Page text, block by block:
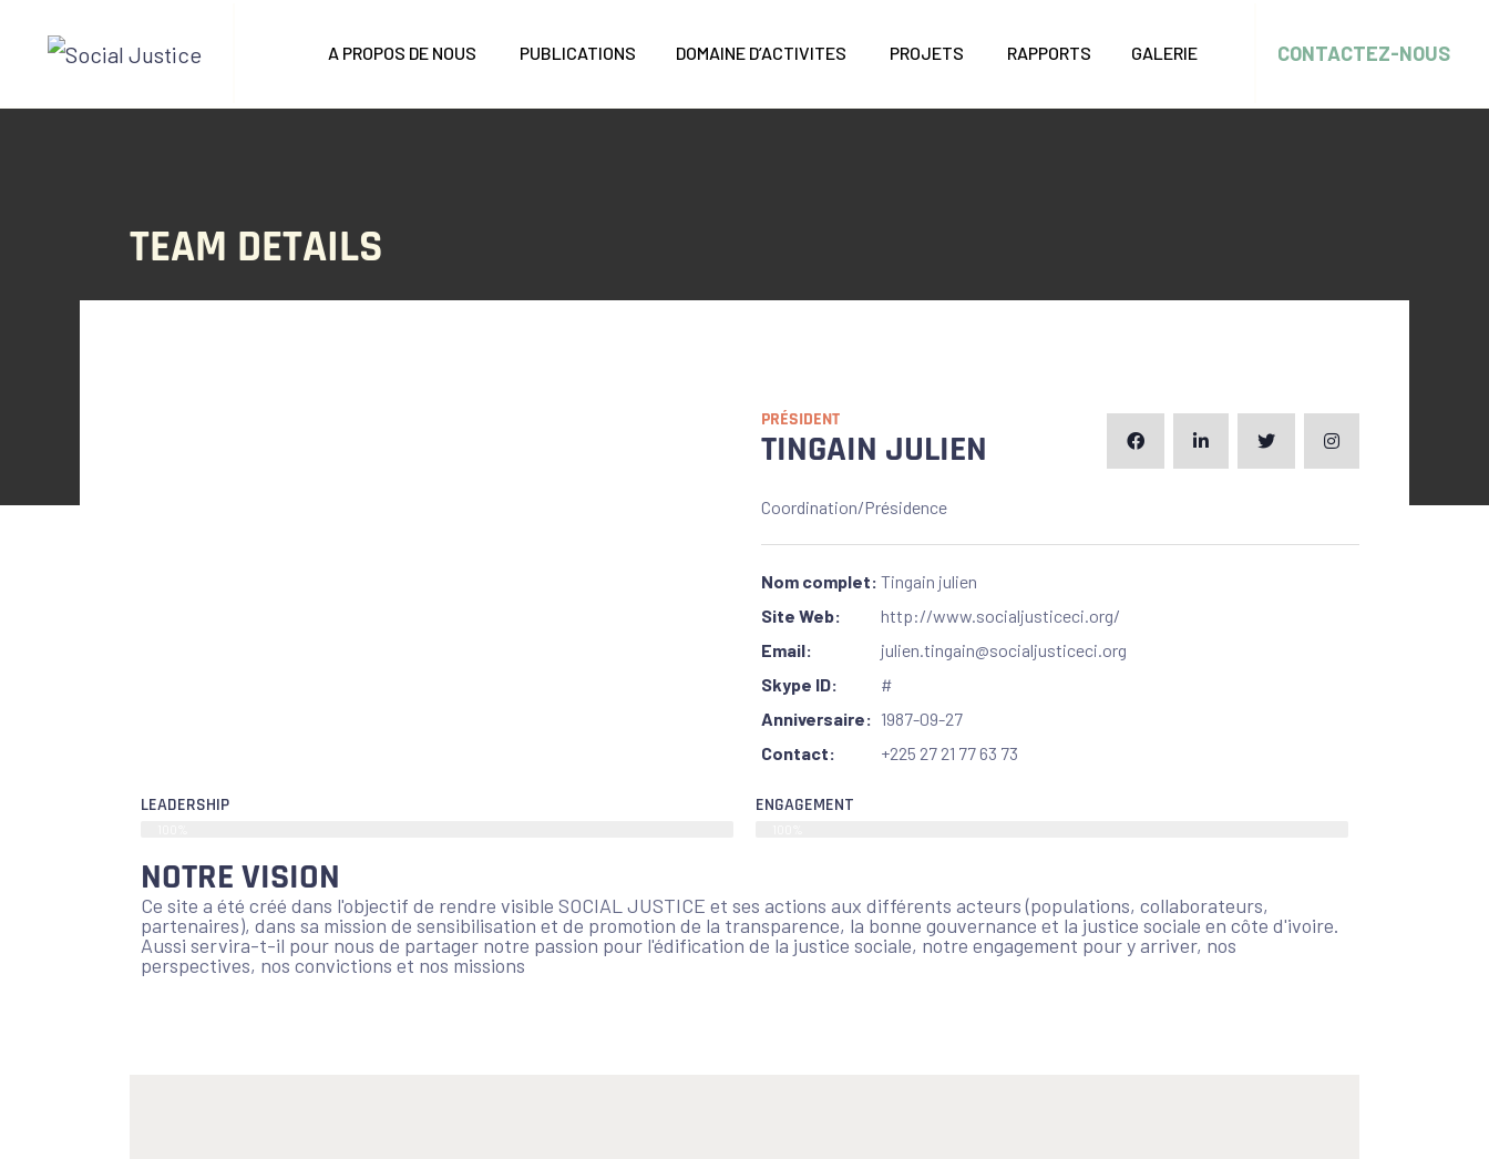
A PROPOS DE NOUS PUBLICATIONS DOMAINE D’ACTIVITES PROJETS RAPPORTS GALERIE CONTACTEZ-NOUS
TEAM DETAILS
PRÉSIDENT
TINGAIN JULIEN
Coordination/Présidence
Nom complet: Tingain julien
Site Web:
http://www.socialjusticeci.org/
Email:
julien.tingain@socialjusticeci.org
Skype ID:
#
Anniversaire: 1987-09-27
Contact:
+225 27 21 77 63 73
LEADERSHIP ENGAGEMENT
NOTRE VISION
Ce site a été créé dans l'objectif de rendre visible SOCIAL JUSTICE et ses actions aux différents acteurs (populations, collaborateurs,
partenaires), dans sa mission de sensibilisation et de promotion de la transparence, la bonne gouvernance et la justice sociale en côte d'ivoire.
Aussi servira-t-il pour nous de partager notre passion pour l'édification de la justice sociale, notre engagement pour y arriver, nos
perspectives, nos convictions et nos missions​